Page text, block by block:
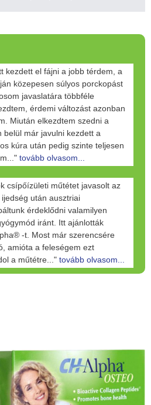
kezdett el fájni a jobb térdem, a
közepesen súlyos porckopást
javaslatára többféle
érdemi változást azonban
Miután elkezdtem szedni a
már javulni kezdett a
kúra után pedig szinte teljesen
tovább olvasom...
csípőízületi műtétet javasolt az
után ausztriai
érdeklődni valamilyen
iránt. Itt ajánlották
-t. Most már szerencsére
amióta a feleségem ezt
a műtétre..." tovább olvasom...